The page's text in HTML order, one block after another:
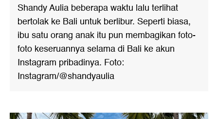
Shandy Aulia beberapa waktu lalu terlihat
bertolak ke Bali untuk berlibur. Seperti biasa,
ibu satu orang anak itu pun membagikan foto-
foto keseruannya selama di Bali ke akun
Instagram pribadinya. Foto:
Instagram/@shandyaulia